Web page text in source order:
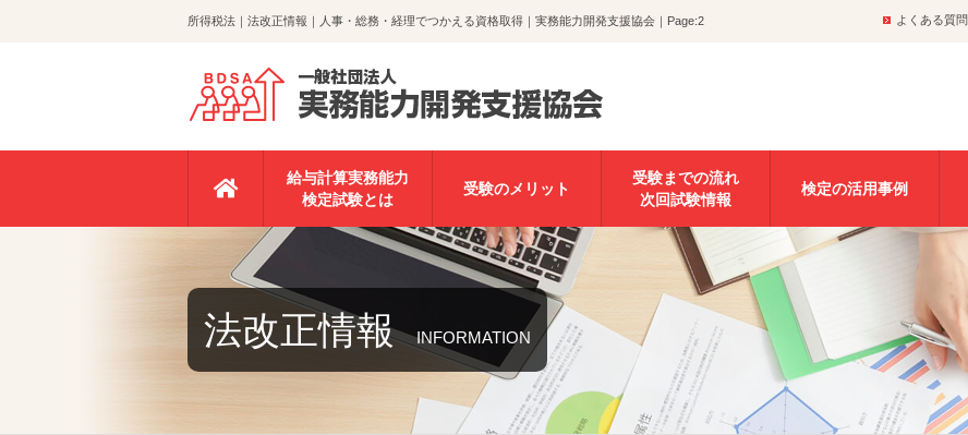
所得税法｜法改正情報｜人事・総務・経理でつかえる資格取得｜実務能力開発支援協会｜Page:2 よくある質問
給与計算実務能力
検定試験とは
受験のメリット
受験までの流れ
次回試験情報
検定の活用事例
法改正情報 INFORMATION